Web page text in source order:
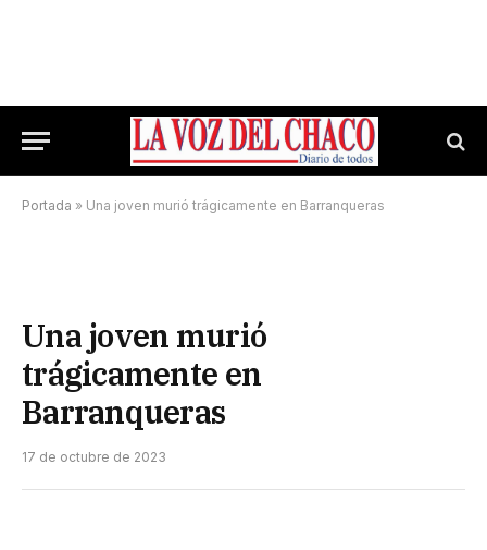
Portada » Una joven murió trágicamente en Barranqueras
Una joven murió
trágicamente en
Barranqueras
17 de octubre de 2023